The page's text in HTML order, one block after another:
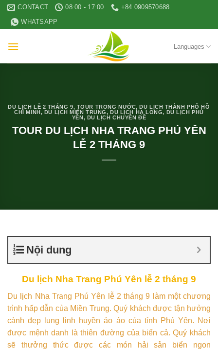
Skip
content
CONTACT 08:00 - 17:00
+84 0909570688
WHATSAPP
Languages
DU LỊCH LỄ 2 THÁNG 9, TOUR TRONG NƯỚC, DU LỊCH THÀNH PHỐ HỒ
CHÍ MINH , DU LỊCH MIỀN TRUNG, DU LỊCH HẠ LONG, DU LỊCH PHÚ
YÊN , DU LỊCH CHUYÊN ĐỀ
TOUR DU LỊCH NHA TRANG PHÚ YÊN
LỄ 2 THÁNG 9
Nội dung
Du lịch Nha Trang Phú Yên lễ 2 tháng 9
Du lịch Nha Trang Phú Yên lễ 2 tháng 9 làm một chương
trình hấp dẫn của Miền Trung. Quý khách được tận hưởng
cảnh đẹp lung linh huyền ảo áo của tỉnh Phú Yên. Nơi
được mệnh danh là thiên đường của biển cả. Quý khách
sẽ thưởng thức được các món hải sản biển ngon